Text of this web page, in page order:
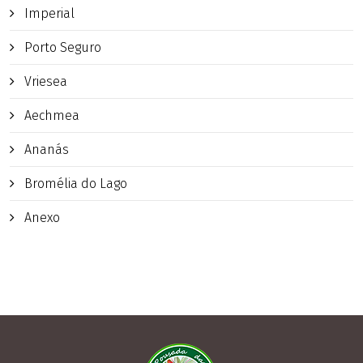
Imperial
Porto Seguro
Vriesea
Aechmea
Ananás
Bromélia do Lago
Anexo